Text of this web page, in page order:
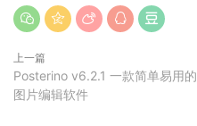
上一篇
Posterino v6.2.1 一款简单易用的
图片编辑软件